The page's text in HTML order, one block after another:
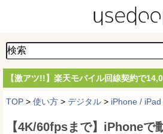
【激アツ!!】楽天モバイル回線契約で
TOP > 使い方 > デジタル > iPhone / iPad
【4K/60fpsまで】iPhoneで